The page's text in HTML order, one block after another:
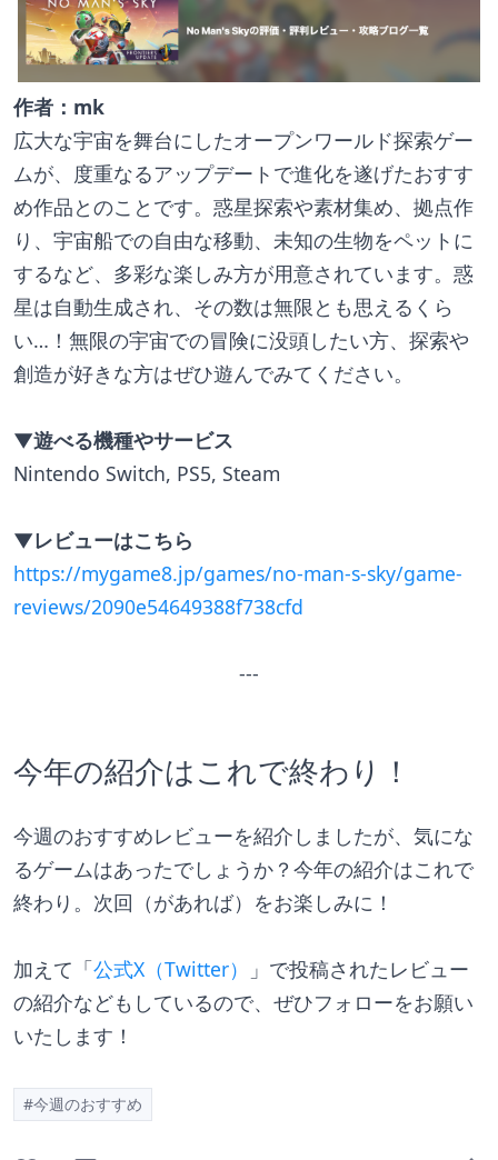
作者：mk
広大な宇宙を舞台にしたオープンワールド探索ゲー
ムが、度重なるアップデートで進化を遂げたおすす
め作品とのことです。惑星探索や素材集め、拠点作
り、宇宙船での自由な移動、未知の生物をペットに
するなど、多彩な楽しみ方が用意されています。惑
星は自動生成され、その数は無限とも思えるくら
い…！無限の宇宙での冒険に没頭したい方、探索や
創造が好きな方はぜひ遊んでみてください。
▼遊べる機種やサービス
Nintendo Switch, PS5, Steam
▼レビューはこちら
https://mygame8.jp/games/no-man-s-sky/game-
reviews/2090e54649388f738cfd
---
今年の紹介はこれで終わり！
今週のおすすめレビューを紹介しましたが、気にな
るゲームはあったでしょうか？今年の紹介はこれで
終わり。次回（があれば）をお楽しみに！
加えて「公式X（Twitter）
」で投稿されたレビュー
の紹介などもしているので、ぜひフォローをお願い
いたします！
#今週のおすすめ